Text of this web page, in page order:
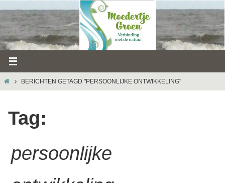
naar
inhoud
HOMEBERICHTEN GETAGD "PERSOONLIJKE ONTWIKKELING"
Tag:
persoonlijke